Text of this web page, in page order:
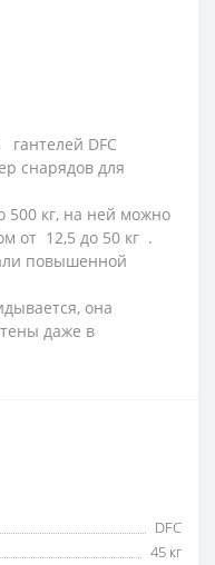
DFC
снарядов для
500 кг, на ней можно
от 12,5 до 50 кг .
повышенной
она
даже в
DFC
45 кг